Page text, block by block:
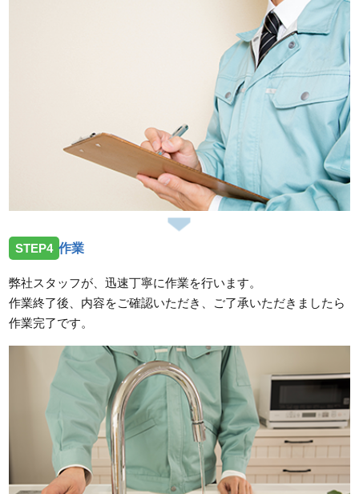
STEP4 作業
弊社スタッフが、迅速丁寧に作業を行います。
作業終了後、内容をご確認いただき、ご了承いただきましたら
作業完了です。